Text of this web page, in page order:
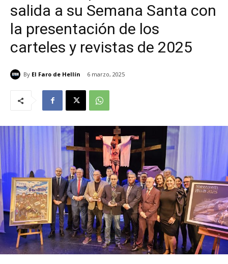
salida a su Semana Santa con
la presentación de los
carteles y revistas de 2025
By El Faro de Hellín 6 marzo, 2025